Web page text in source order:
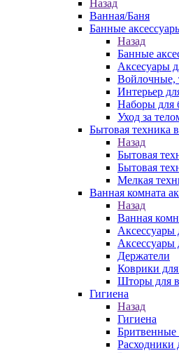
Назад
Ванная/Баня
Банные
Назад
Банные
Аксесуары
Войлочные,
Интерьер
Наборы для
Уход за
Бытовая техника
Назад
Бытовая
Бытовая
Мелкая
Ванная комната
Назад
Ванная
Аксессуары
Аксессуары
Держатели
Коврики
Шторы для
Гигиена
Назад
Гигиена
Бритвенные
Расходники